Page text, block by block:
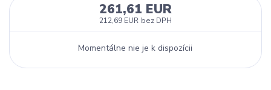
261,61 EUR
212,69 EUR bez DPH
Momentálne nie je k dispozícii